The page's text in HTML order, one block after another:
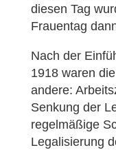
diesen Tag
Frauentag
Nach der
1918 waren
andere:
Senkung der
regelmäßige
Legalisierung